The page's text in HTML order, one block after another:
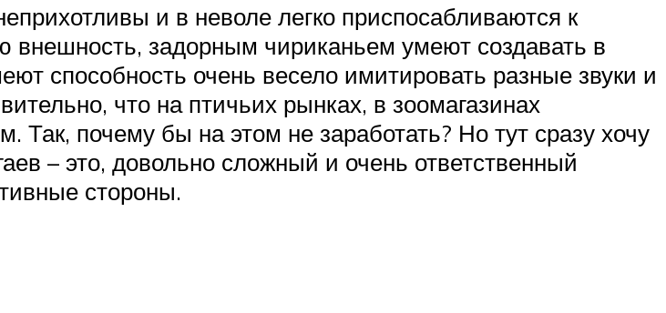
и в неволе легко приспосабливаются к
задорным чириканьем умеют создавать в
способность очень весело имитировать разные звуки и
что на птичьих рынках, в зоомагазинах
Так, почему бы на этом не заработать? Но тут сразу хочу
– это, довольно сложный и очень ответственный
стороны.